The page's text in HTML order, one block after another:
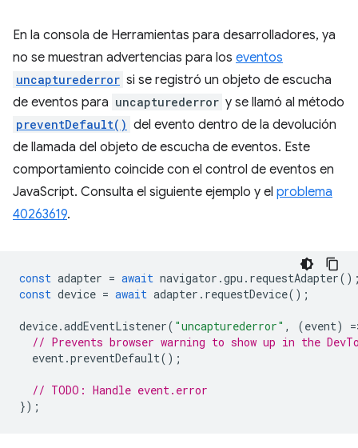
En la consola de Herramientas para desarrolladores, ya
no se muestran advertencias para los eventos
uncapturederror si se registró un objeto de escucha
de eventos para uncapturederror y se llamó al método
preventDefault() del evento dentro de la devolución
de llamada del objeto de escucha de eventos. Este
comportamiento coincide con el control de eventos en
JavaScript. Consulta el siguiente ejemplo y el problema
40263619.
const adapter = await navigator .gpu . requestAdapter
const device = await adapter . requestDevice();
device.addEventListener( "uncapturederror" , (event) =
// Prevents browser warning to show up in the
event.preventDefault();
// TODO: Handle event.error
});